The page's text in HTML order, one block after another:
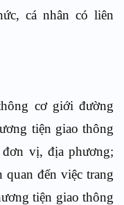
cá nhân có liên
cơ giới đường
tiện giao thông
vị, địa phương;
quan đến việc trang
tiện giao thông